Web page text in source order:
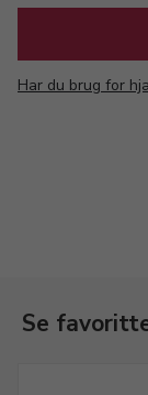
Har du brug for
Se